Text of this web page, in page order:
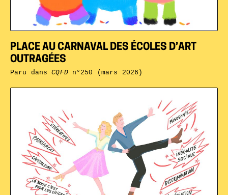
PLACE AU CARNAVAL DES ÉCOLES D’ART
OUTRAGÉES
Paru dansCQFDn°250 (mars 2026)